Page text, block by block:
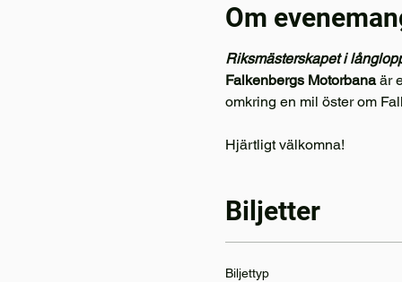
Om
Riksmästerskapet i
Falkenbergs Motorbana är
omkring en mil öster om
Hjärtligt välkomna!
Biljetter
Biljettyp